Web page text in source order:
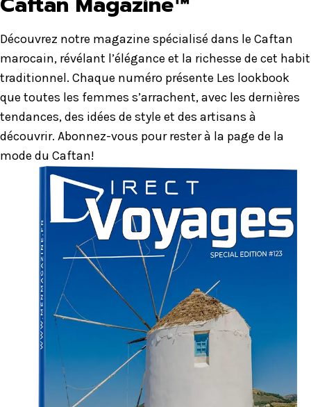
Découvrez notre magazine spécialisé dans le Caftan
marocain, révélant l’élégance et la richesse de cet habit
traditionnel. Chaque numéro présente Les lookbook
que toutes les femmes s’arrachent, avec les dernières
tendances, des idées de style et des artisans à
découvrir. Abonnez-vous pour rester à la page de la
mode du Caftan!